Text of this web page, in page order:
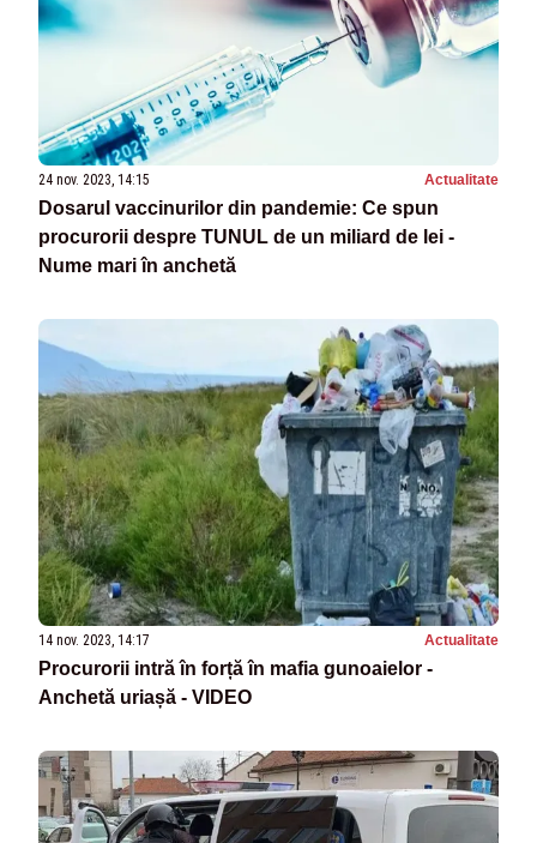
24 nov. 2023, 14:15 Actualitate
Dosarul vaccinurilor din pandemie: Ce spun
procurorii despre TUNUL de un miliard de lei -
Nume mari în anchetă
14 nov. 2023, 14:17 Actualitate
Procurorii intră în forță în mafia gunoaielor -
Anchetă uriașă - VIDEO